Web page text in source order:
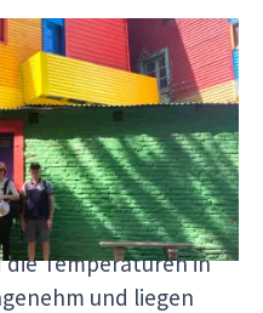
bis
sind:
Temperaturen in
und liegen